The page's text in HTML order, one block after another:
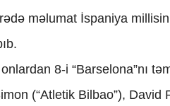
məlumat İspaniya
8-i “Barselona”nı
(“Atletik Bilbao”), David